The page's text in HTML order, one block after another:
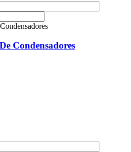
Condensadores